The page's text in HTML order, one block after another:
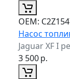
ОЕМ:
Насос
Jaguar XF I
3 500р.